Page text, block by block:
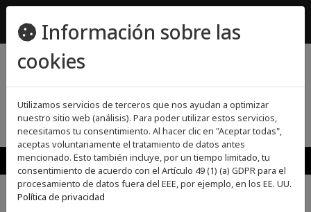
955800642
MENU
INICIO> CLIMATIZACIÓN, FRÍO Y CALOR
Información sobre las
cookies
Utilizamos servicios de terceros que nos ayudan a optimizar
nuestro sitio web (análisis). Para poder utilizar estos servicios,
necesitamos tu consentimiento. Al hacer clic en "Aceptar todas",
aceptas voluntariamente el tratamiento de datos antes
mencionado. Esto también incluye, por un tiempo limitado, tu
consentimiento de acuerdo con el Artículo 49 (1) (a) GDPR para el
procesamiento de datos fuera del EEE, por ejemplo, en los EE. UU.
Política de privacidad